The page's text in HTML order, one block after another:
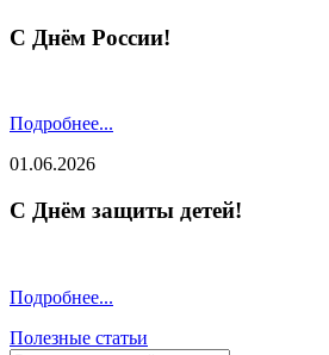
С Днём России!
Подробнее...
01.06.2026
С Днём защиты детей!
Подробнее...
Полезные статьи